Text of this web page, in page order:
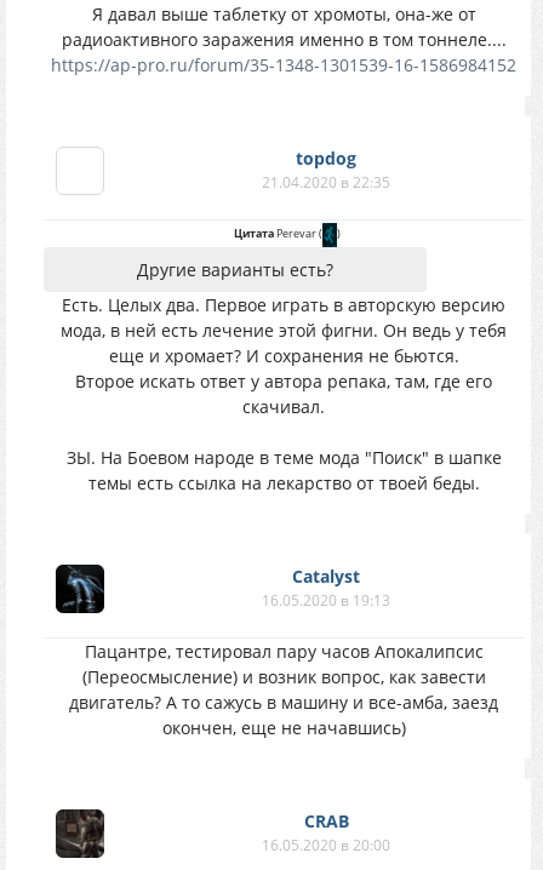
Я давал выше таблетку от хромоты, она-же от
радиоактивного заражения именно в том тоннеле....
https://ap-pro.ru/forum/35-1348-1301539-16-1586984152
topdog
21.04.2020 в 22:35
ЦитатаPerevar( )
Другие варианты есть?
Есть. Целых два. Первое играть в авторскую версию
мода, в ней есть лечение этой фигни. Он ведь у тебя
еще и хромает? И сохранения не бьются.
Второе искать ответ у автора репака, там, где его
скачивал.
ЗЫ. На Боевом народе в теме мода "Поиск" в шапке
темы есть ссылка на лекарство от твоей беды.
Catalyst
16.05.2020 в 19:13
Пацантре, тестировал пару часов Апокалипсис
(Переосмысление) и возник вопрос, как завести
двигатель? А то сажусь в машину и все-амба, заезд
окончен, еще не начавшись)
CRAB
16.05.2020 в 20:00